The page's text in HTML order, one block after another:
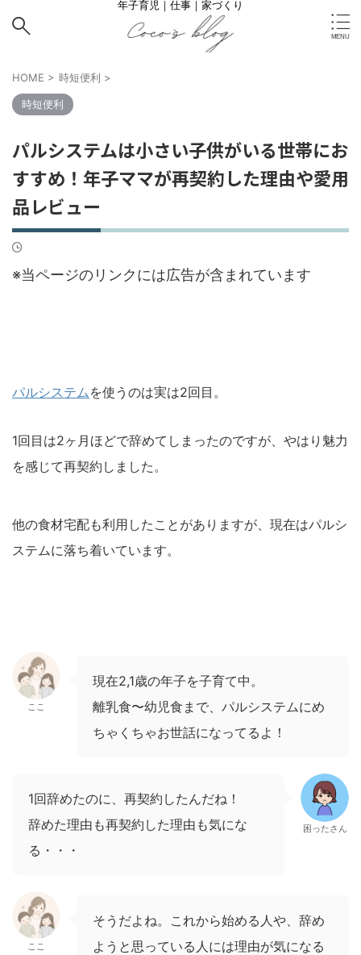
年子育児｜仕事｜家づくり
HOME > 時短便利 >
時短便利
パルシステムは小さい子供がいる世帯にお
すすめ！年子ママが再契約した理由や愛用
品レビュー
※当ページのリンクには広告が含まれています
パルシステムを使うのは実は2回目。
1回目は2ヶ月ほどで辞めてしまったのですが、やはり魅力
を感じて再契約しました。
他の食材宅配も利用したことがありますが、現在はパルシ
ステムに落ち着いています。
ここ
現在2,1歳の年子を子育て中。
離乳食〜幼児食まで、パルシステムにめ
ちゃくちゃお世話になってるよ！
1回辞めたのに、再契約したんだね！
辞めた理由も再契約した理由も気にな
る・・・
困ったさん
ここ
そうだよね。これから始める人や、辞め
ようと思っている人には理由が気になる